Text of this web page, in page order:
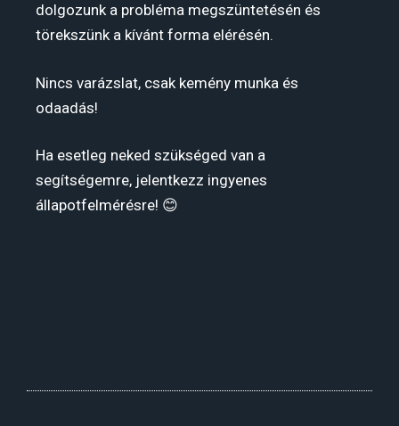
dolgozunk a probléma megszüntetésén és
törekszünk a kívánt forma elérésén.
Nincs varázslat, csak kemény munka és
odaadás!
Ha esetleg neked szükséged van a
segítségemre, jelentkezz ingyenes
állapotfelmérésre! 😊